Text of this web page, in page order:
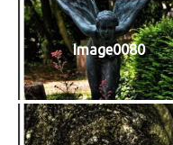
Image0080